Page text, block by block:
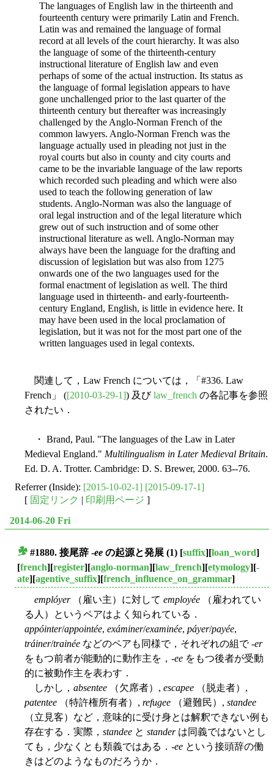
The languages of English law in the thirteenth and
fourteenth century were primarily Latin and French.
Latin was and remained the language of formal
record at all levels of the court hierarchy. It was also
the language of some of the thirteenth-century
instructional literature of English law and even
perhaps of some of the actual instruction. Its status as
the language of formal legislation appears to have
gone unchallenged prior to the last quarter of the
thirteenth century but thereafter was increasingly
challenged by the Anglo-Norman French of the
common lawyers. Anglo-Norman French was the
language actually used in pleading not just in the
royal courts but also in county and city courts and
came to be the invariable language of the law reports
which recorded such pleading and which were also
used to teach the following generation of law
students. Anglo-Norman was also the language of
oral legal instruction and of the legal literature which
grew out of such instruction and of some other
instructional literature as well. Anglo-Norman may
always have been the language for the drafting and
discussion of legislation but was also from 1275
onwards one of the two languages used for the
formal enactment oflegislation as well. The third
language used in thirteenth- and early-fourteenth-
century England, English, is little in evidence here. It
may have been used in the local proclamation of
legislation, but it was not for the most part one of the
written languages used in legal contexts.
関連して，Law French については，「#336. Law
French」 ([2010-03-29-1]) 及びlaw_french の各記事を参照
されたい．
・ Brand, Paul. "The languages of the Law in Later
Medieval England." Multilingualism in Later Medieval Britain.
Ed. D. A. Trotter. Cambridge: D. S. Brewer, 2000. 63--76.
Referrer (Inside): [2015-10-02-1] [2015-09-17-1]
[ 固定リンク | 印刷用ページ ]
2014-06-20 Fri
#1880. 接尾辞 -ee の起源と発展 (1) [suffix][loan_word]
[french][register][anglo-norman][law_french][etymology][-
ate][agentive_suffix][french_influence_on_grammar]
emplóyer（雇い主）に対して employée （雇われてい
る人）というペアはよく知られている．
appóinter/appointée, exáminer/examinée, páyer/payée,
tráiner/trainée などのペアも同様で，それぞれの組で -er
をもつ前者が能動的に動作主を，-ee をもつ後者が受動
的に被動作主を表わす．
しかし， absentee （欠席者）, escapee （脱走者）,
patentee （特許権所有者）, refugee （避難民）, standee
（立見客）など，意味的に受け身とは解釈できない例も
存在する．実際， standee と standerは同義ではないとし
ても，少なくとも類義ではある．-ee という接頭辞の働
きはどのようなものだろうか．